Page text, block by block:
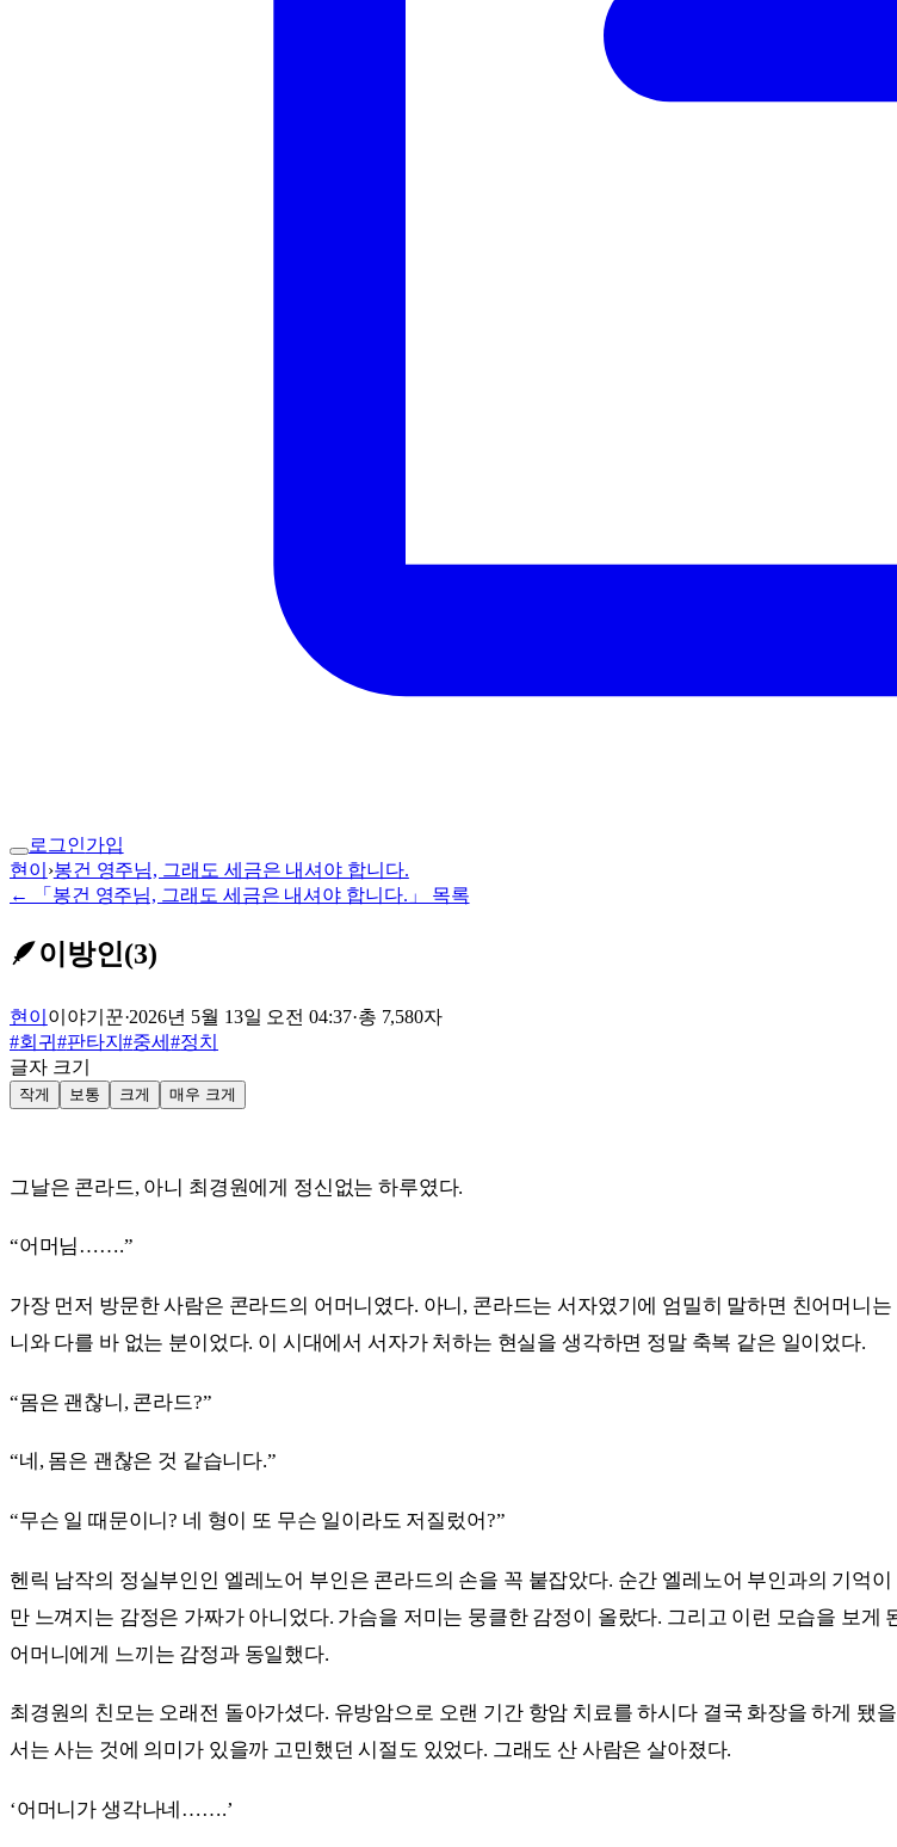
로그인가입
현이 ›봉건 영주님, 그래도 세금은 내셔야 합니다.
← 「봉건 영주님, 그래도 세금은 내셔야 합니다.」 목록
🪶이방인(3)
현이 이야기꾼·2026년 5월 13일 오전 04:37·총 7,580자
#회귀 #판타지#중세#정치
글자 크기
작게 보통 크게 매우 크게
그날은 콘라드, 아니 최경원에게 정신없는 하루였다.
“어머님…….”
가장 먼저 방문한 사람은 콘라드의 어머니였다. 아니, 콘라드는 서자였기에 엄밀히 말하면 친어머니
니와 다를 바 없는 분이었다. 이 시대에서 서자가 처하는 현실을 생각하면 정말 축복 같은 일이었다.
“몸은 괜찮니, 콘라드?”
“네, 몸은 괜찮은 것 같습니다.”
“무슨 일 때문이니? 네 형이 또 무슨 일이라도 저질렀어?”
헨릭 남작의 정실부인인 엘레노어 부인은 콘라드의 손을 꼭 붙잡았다. 순간 엘레노어 부인과의 기억
만 느껴지는 감정은 가짜가 아니었다. 가슴을 저미는 뭉클한 감정이 올랐다. 그리고 이런 모습을 보
어머니에게 느끼는 감정과 동일했다.
최경원의 친모는 오래전 돌아가셨다. 유방암으로 오랜 기간 항암 치료를 하시다 결국 화장을 하게 됐
서는 사는 것에 의미가 있을까 고민했던 시절도 있었다. 그래도 산 사람은 살아졌다.
‘어머니가 생각나네…….’